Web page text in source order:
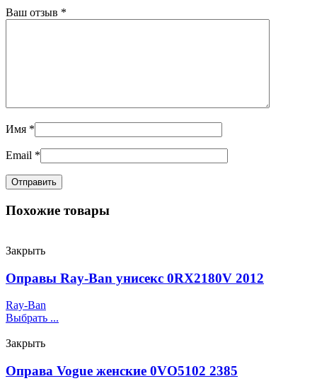
Ваш отзыв *
Имя *
Email *
Похожие товары
Закрыть
Оправы Ray-Ban унисекс 0RX2180V 2012
Ray-Ban
Выбрать ...
Закрыть
Оправа Vogue женские 0VO5102 2385